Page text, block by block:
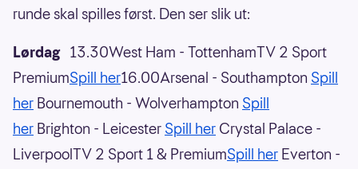
runde skal spilles først. Den ser slik ut:
Lørdag13.30West Ham - TottenhamTV 2 Sport
PremiumSpill her16.00Arsenal - Southampton Spill
her Bournemouth - Wolverhampton Spill
her Brighton - Leicester Spill her Crystal Palace -
LiverpoolTV 2 Sport 1 & PremiumSpill her Everton -